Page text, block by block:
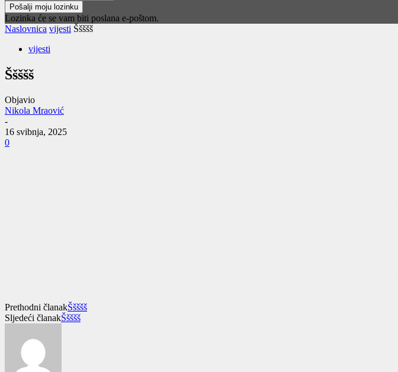
Lozinka će se vam biti poslana e-poštom.
Naslovnica vijesti Ššššš
vijesti
Ššššš
Objavio
Nikola Mraović
-
16 svibnja, 2025
0
Prethodni članakŠšššš
Sljedeći članakŠšššš